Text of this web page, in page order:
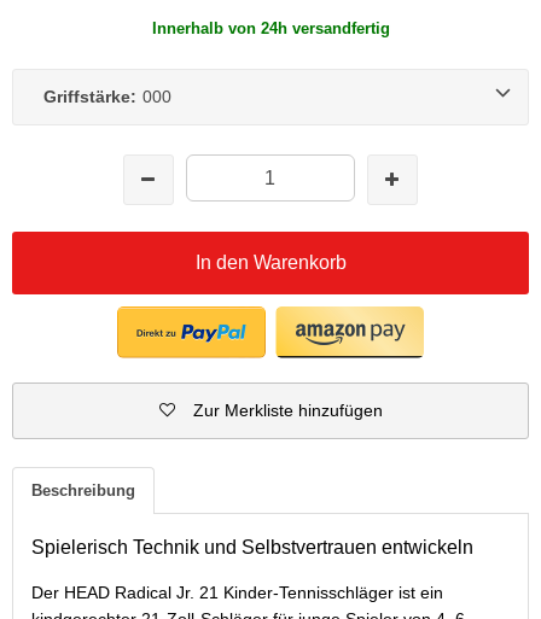
Innerhalb von 24h versandfertig
Griffstärke: 000
In den Warenkorb
Zur Merkliste hinzufügen
Beschreibung
Spielerisch Technik und Selbstvertrauen entwickeln
Der HEAD Radical Jr. 21 Kinder-Tennisschläger ist ein